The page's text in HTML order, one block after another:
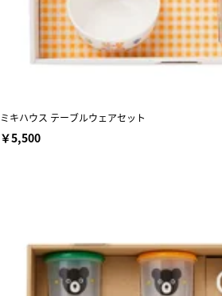
ミキハウス テーブルウェアセット
￥5,500